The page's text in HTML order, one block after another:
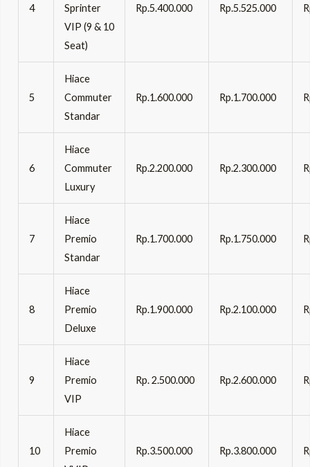
4
Sprinter
VIP (9 & 10
Seat)
Rp.5.400.000 Rp.5.525.000
5
Hiace
Commuter
Standar
Rp.1.600.000 Rp.1.700.000
6
Hiace
Commuter
Luxury
Rp.2.200.000 Rp.2.300.000
7
Hiace
Premio
Standar
Rp.1.700.000 Rp.1.750.000
8
Hiace
Premio
Deluxe
Rp.1.900.000 Rp.2.100.000
9
Hiace
Premio
VIP
Rp. 2.500.000 Rp.2.600.000
10
Hiace
Premio
Rp.3.500.000 Rp.3.800.000